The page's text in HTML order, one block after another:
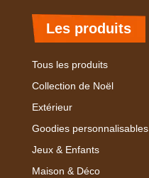
Les produits
Tous les produits
Collection de Noël
Extérieur
Goodies personnalisables
Jeux & Enfants
Maison & Déco